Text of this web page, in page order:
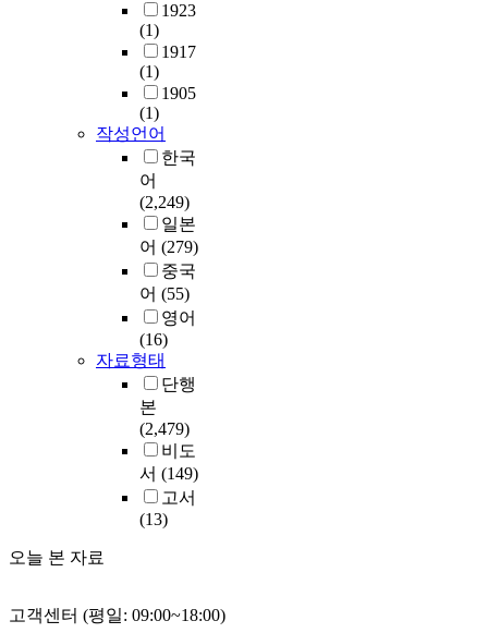
1923
(1)
1917
(1)
1905
(1)
작성언어
한국
어
(2,249)
일본
어 (279)
중국
어 (55)
영어
(16)
자료형태
단행
본
(2,479)
비도
서 (149)
고서
(13)
오늘 본 자료
고객센터 (평일: 09:00~18:00)